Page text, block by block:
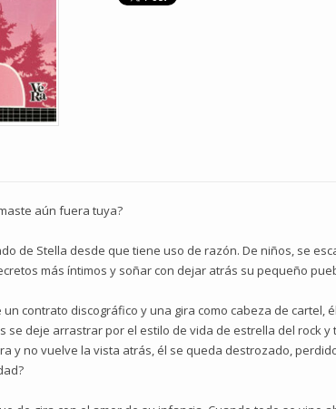
aún fuera tuya?
de Stella desde que tiene uso de razón. De niños, se
más íntimos y soñar con dejar atrás su pequeño
contrato discográfico y una gira como cabeza de cartel,
se deje arrastrar por el estilo de vida de estrella del rock
y no vuelve la vista atrás, él se queda destrozado,